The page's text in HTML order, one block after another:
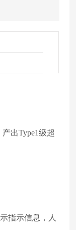
出Type1级超
指示信息，人